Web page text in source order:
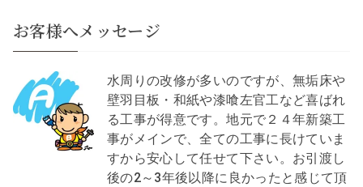
お客様へメッセージ
水周りの改修が多いのですが、無垢床や
壁羽目板・和紙や漆喰左官工など喜ばれ
る工事が得意です。地元で２４年新築工
事がメインで、全ての工事に長けていま
すから安心して任せて下さい。お引渡し
後の2～3年後以降に良かったと感じて頂